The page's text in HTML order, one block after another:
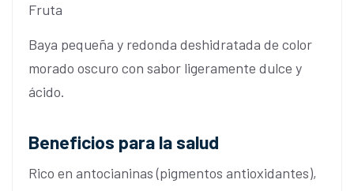
Fruta
Baya pequeña y redonda deshidratada de color
morado oscuro con sabor ligeramente dulce y
ácido.
Beneficios para la salud
Rico en antocianinas (pigmentos antioxidantes),